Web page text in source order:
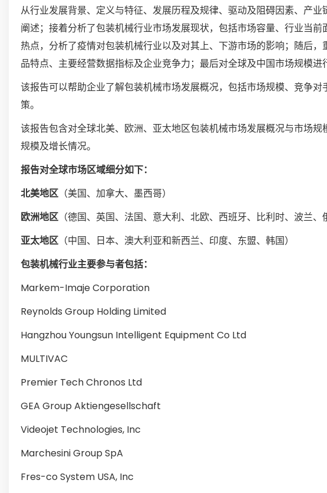
从行业发展背景、定义与特征、发展历程及规律、驱动及阻碍因素、产
阐述；接着分析了包装机械行业市场发展现状，包括市场容量、行业当
热点，分析了疫情对包装机械行业以及对其上、下游市场的影响；随后
品特点、主要经营数据指标及企业竞争力；最后对全球及中国市场规模进
该报告可以帮助企业了解包装机械市场发展概况，包括市场规模、竞争
策。
该报告包含对全球北美、欧洲、亚太地区包装机械市场发展概况与市场
规模及增长情况。
报告对全球市场区域细分如下：
北美地区 （美国、加拿大、墨西哥）
欧洲地区 （德国、英国、法国、意大利、北欧、西班牙、比利时、波兰、
亚太地区 （中国、日本、澳大利亚和新西兰、印度、东盟、韩国）
包装机械行业主要参与者包括：
Markem-Imaje Corporation
Reynolds Group Holding Limited
Hangzhou Youngsun Intelligent Equipment Co Ltd
MULTIVAC
Premier Tech Chronos Ltd
GEA Group Aktiengesellschaft
Videojet Technologies, Inc
Marchesini Group SpA
Fres-co System USA, Inc